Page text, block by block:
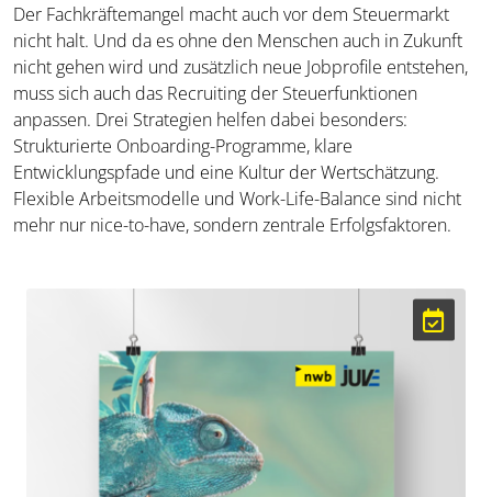
Der Fachkräftemangel macht auch vor dem Steuermarkt
nicht halt. Und da es ohne den Menschen auch in Zukunft
nicht gehen wird und zusätzlich neue Jobprofile entstehen,
muss sich auch das Recruiting der Steuerfunktionen
anpassen. Drei Strategien helfen dabei besonders:
Strukturierte Onboarding-Programme, klare
Entwicklungspfade und eine Kultur der Wertschätzung.
Flexible Arbeitsmodelle und Work-Life-Balance sind nicht
mehr nur nice-to-have, sondern zentrale Erfolgsfaktoren.